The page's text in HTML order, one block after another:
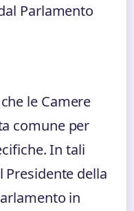
Parlamento
le Camere
comune per
In tali
Presidente della
in